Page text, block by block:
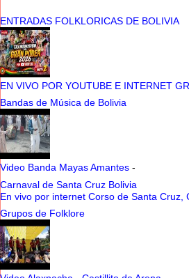
ENTRADAS FOLKLORICAS DE BOLIVIA
EN VIVO POR YOUTUBE E INTERNET
Bandas de Música de Bolivia
Video Banda Mayas Amantes -
Carnaval de Santa Cruz Bolivia
En vivo por internet Corso de Santa Cruz,
Grupos de Folklore